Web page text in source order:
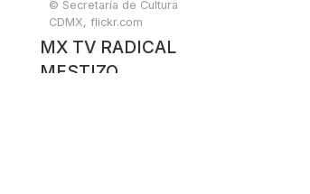
© Secretaría de Cultura
CDMX, flickr.com
MX TV RADICAL
MESTIZO